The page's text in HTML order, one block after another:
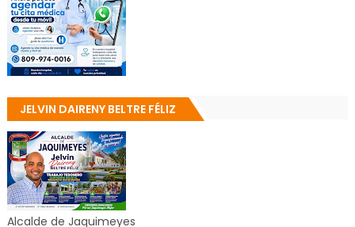
JELVIN DAIRENY BELTRE FÉLIZ
Alcalde de Jaquimeyes